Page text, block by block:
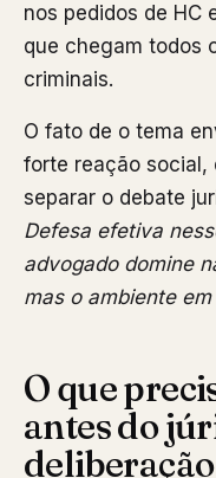
nos pedidos de HC
que chegam todos
criminais.
O fato de o tema
forte reação social,
separar o debate
Defesa efetiva
advogado domine
mas o ambiente
O que
antes do
deliberação